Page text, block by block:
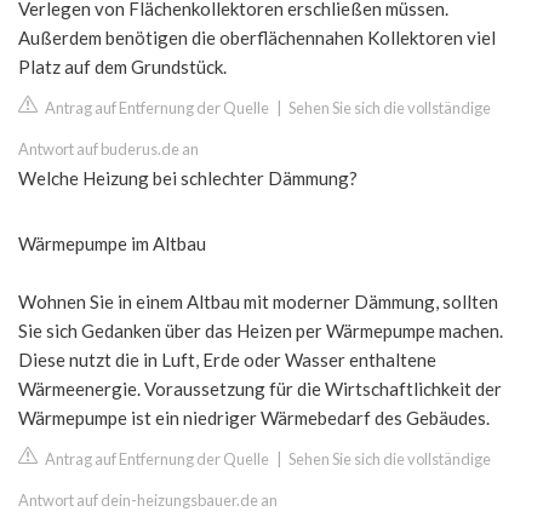
Verlegen von Flächenkollektoren erschließen müssen.
Außerdem benötigen die oberflächennahen Kollektoren viel
Platz auf dem Grundstück.
Antrag auf Entfernung der Quelle Sehen Sie sich die vollständige
Antwort auf buderus.de an
Welche Heizung bei schlechter Dämmung?
Wärmepumpe im Altbau
Wohnen Sie in einem Altbau mit moderner Dämmung, sollten
Sie sich Gedanken über das Heizen per Wärmepumpe machen.
Diese nutzt die in Luft, Erde oder Wasser enthaltene
Wärmeenergie. Voraussetzung für die Wirtschaftlichkeit der
Wärmepumpe ist ein niedriger Wärmebedarf des Gebäudes.
Antrag auf Entfernung der Quelle Sehen Sie sich die vollständige
Antwort auf dein-heizungsbauer.de an